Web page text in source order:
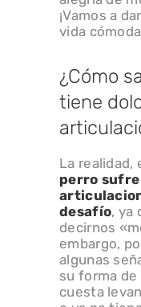
¡Vamos a
vida
¿Cómo
tiene
La realidad,
perro
desafío, ya
decirnos
embargo,
algunas
su forma de
cuesta